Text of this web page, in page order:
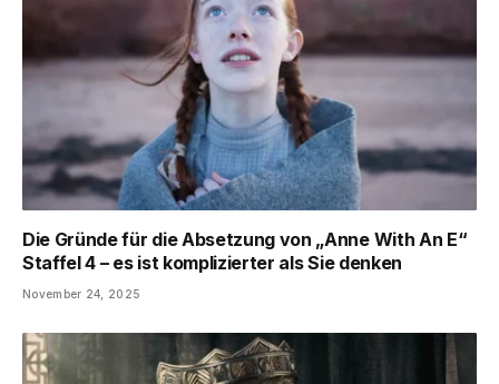
Die Gründe für die Absetzung von „Anne With An E“
Staffel 4 – es ist komplizierter als Sie denken
November 24, 2025